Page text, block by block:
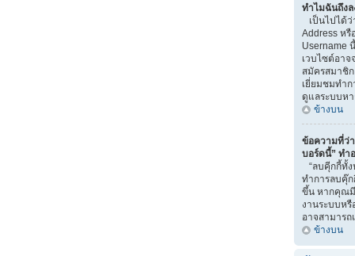
ทำไมฉันถึงล
เป็นไปได้
Address ห
Username
เวบไซต์อาจ
สมัครสมาชิก
เยี่ยมชมทำ
ดูแลระบบห
ข้างบน
ข้อความที่ว่
บอร์ดนี้” ทำ
“ลบคุีกกี้ทั้ง
ทำการลบคุ๊
ขึ้น หากคุณมี
งานระบบหรื
อาจสามาร
ข้างบน